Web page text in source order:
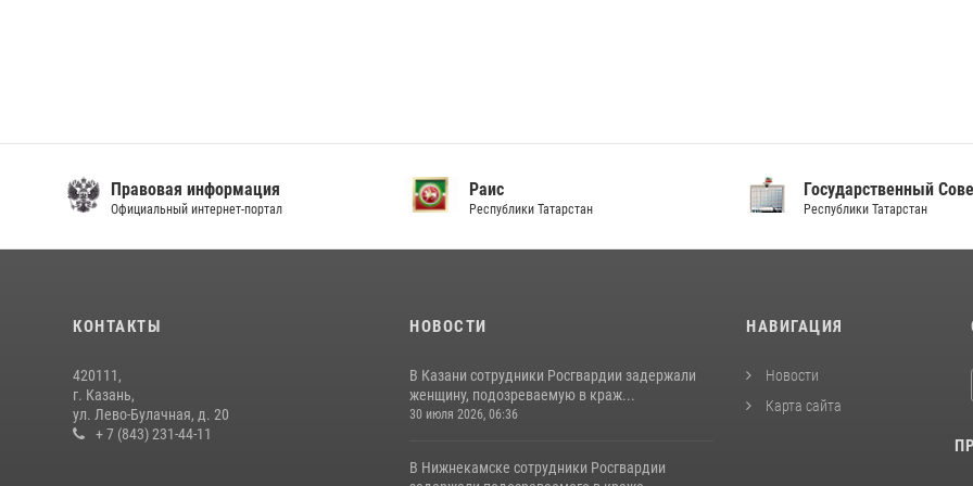
Правовая информация
Официальный интернет-портал
Раис
Республики Татарстан
Государственный
Республики Татарстан
КОНТАКТЫ
420111,
г. Казань,
ул. Лево-Булачная, д. 20
+ 7 (843) 231-44-11
НОВОСТИ
В Казани сотрудники Росгвардии задержали
женщину, подозреваемую в краж...
30 июля 2026, 06:36
В Нижнекамске сотрудники Росгвардии
НАВИГАЦИЯ
Новости
Карта сайта